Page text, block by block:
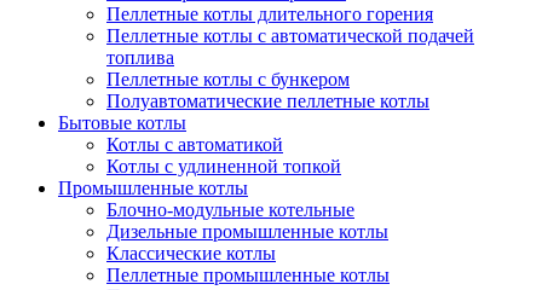
Пеллетные котлы длительного горения
Пеллетные котлы с автоматической подачей
топлива
Пеллетные котлы с бункером
Полуавтоматические пеллетные котлы
Бытовые котлы
Котлы с автоматикой
Котлы с удлиненной топкой
Промышленные котлы
Блочно-модульные котельные
Дизельные промышленные котлы
Классические котлы
Пеллетные промышленные котлы